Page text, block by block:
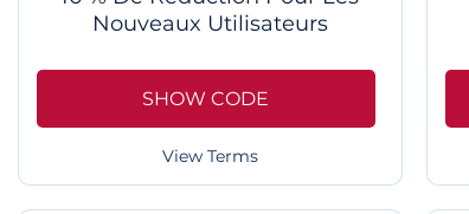
Nouveaux Utilisateurs
SHOW CODE
View Terms